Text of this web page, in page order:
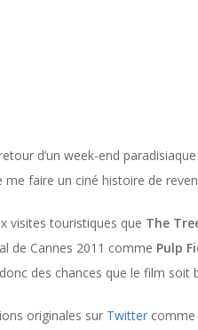
d’un week-end
me faire un ciné histoire de
visites touristiques que The
de Cannes 2011 comme Pulp
des chances que le film soit
originales sur Twitter